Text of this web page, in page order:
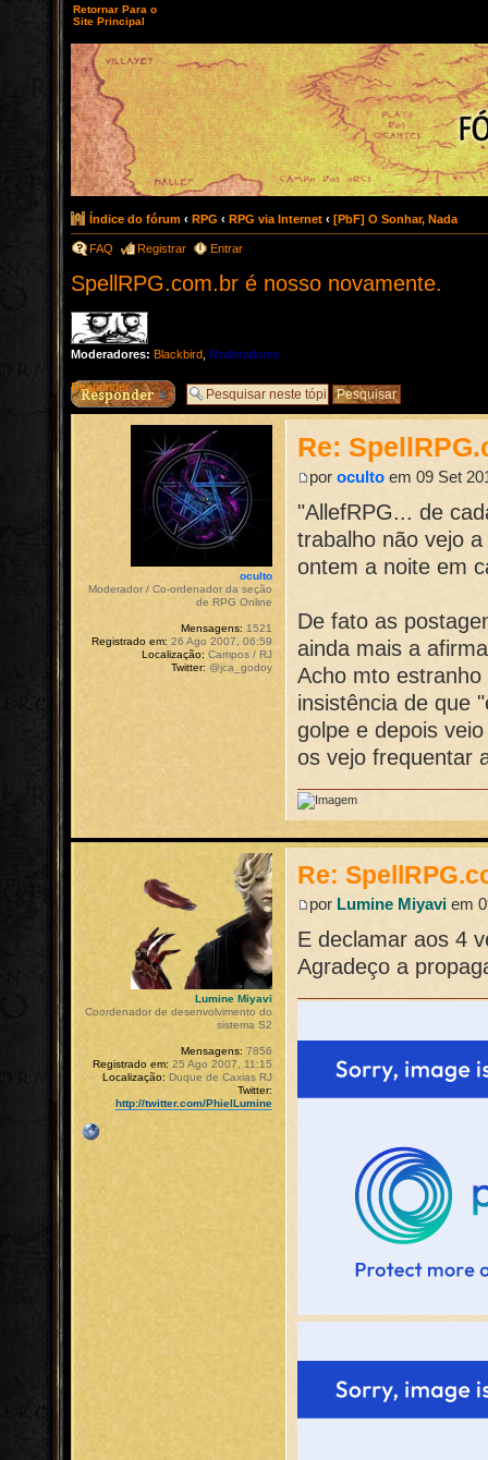
Retornar Para o
Site Principal
Índice do fórum ‹ RPG ‹ RPG via Internet ‹ [PbF] O Sonhar, Nada
FAQ Registrar Entrar
SpellRPG.com.br é nosso novamente.
Moderadores: Blackbird Moderadores
Responder
Re:
poroculto em 09 Set
"AllefRPG... de
trabalho não vejo
ontem a noite em
De fato as
ainda mais a
Acho mto
insistência de que
golpe e depois
os vejo frequentar
oculto
Moderador / Co-ordenador da seção
de RPG Online
Mensagens: 1521
Registrado em: 26 Ago 2007, 06:59
Localização: Campos / RJ
Twitter: @jca_godoy
Re:
por Lumine Miyavi em
E declamar aos 4
Agradeço a
Lumine Miyavi
Coordenador de desenvolvimento do
sistema S2
Mensagens: 7856
Registrado em: 25 Ago 2007, 11:15
Localização: Duque de Caxias RJ
Twitter:
http://twitter.com/PhielLumine